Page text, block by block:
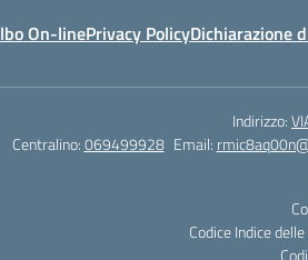
On-linePrivacy PolicyDichiarazione
Indirizzo:
Centralino:069499928 Email:
Codice Indice